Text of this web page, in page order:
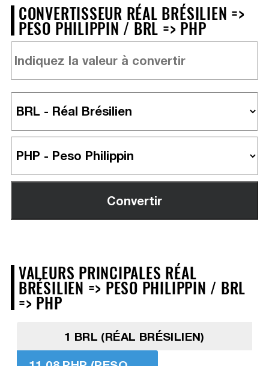
CONVERTISSEUR RÉAL BRÉSILIEN =>
PESO PHILIPPIN / BRL => PHP
VALEURS PRINCIPALES RÉAL
BRÉSILIEN => PESO PHILIPPIN / BRL
=> PHP
1 BRL (RÉAL BRÉSILIEN)